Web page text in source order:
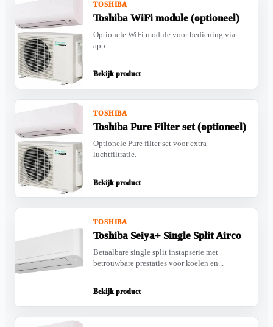
TOSHIBA
Toshiba WiFi module (optioneel)
Optionele WiFi module voor bediening via
app.
Bekijk product
TOSHIBA
Toshiba Pure Filter set (optioneel)
Optionele Pure filter set voor extra
luchtfiltratie.
Bekijk product
TOSHIBA
Toshiba Seiya+ Single Split Airco
Betaalbare single split instapserie met
betrouwbare prestaties voor koelen en...
Bekijk product